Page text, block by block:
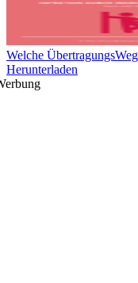
Welche
Herunterladen